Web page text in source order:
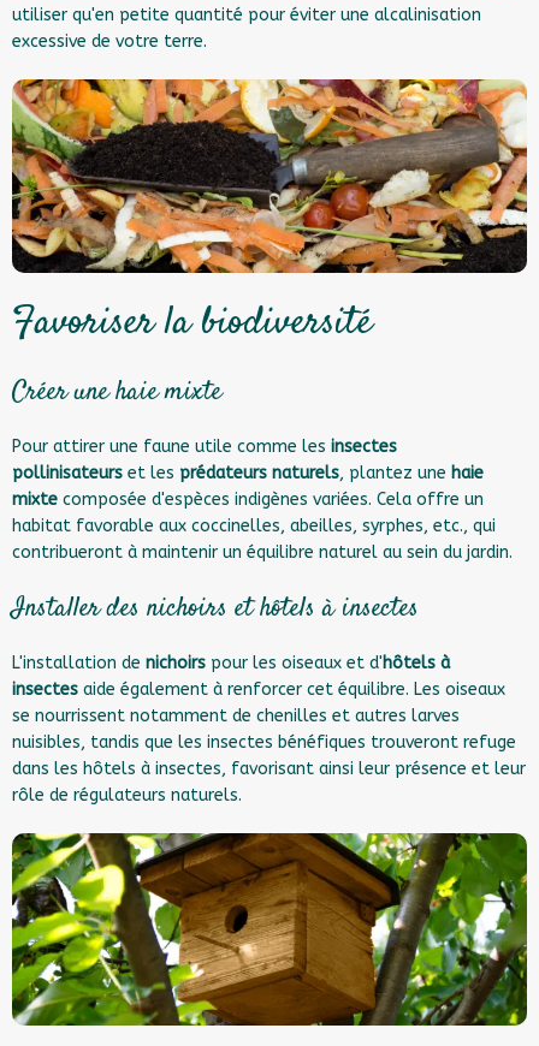
utiliser qu'en petite quantité pour éviter une alcalinisation
excessive de votre terre.
Favoriser la biodiversité
Créer une haie mixte
Pour attirer une faune utile comme les insectes
pollinisateurs et les prédateurs naturels, plantez une haie
mixte composée d'espèces indigènes variées. Cela offre un
habitat favorable aux coccinelles, abeilles, syrphes, etc., qui
contribueront à maintenir un équilibre naturel au sein du jardin.
Installer des nichoirs et hôtels à insectes
L'installation de nichoirs pour les oiseaux et d'hôtels à
insectes aide également à renforcer cet équilibre. Les oiseaux
se nourrissent notamment de chenilles et autres larves
nuisibles, tandis que les insectes bénéfiques trouveront refuge
dans les hôtels à insectes, favorisant ainsi leur présence et leur
rôle de régulateurs naturels.